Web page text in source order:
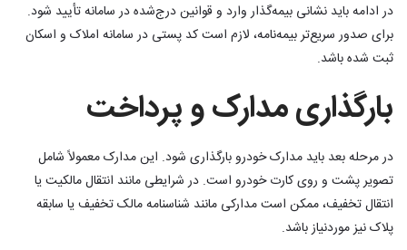
در ادامه باید نشانی بیمه‌گذار وارد و قوانین درج‌شده در سامانه تأیید شود.
برای صدور سریع‌تر بیمه‌نامه، لازم است کد پستی در سامانه املاک و اسکان
ثبت شده باشد.
بارگذاری مدارک و پرداخت
در مرحله بعد باید مدارک خودرو بارگذاری شود. این مدارک معمولاً شامل
تصویر پشت و روی کارت خودرو است. در شرایطی مانند انتقال مالکیت یا
انتقال تخفیف، ممکن است مدارکی مانند شناسنامه مالک تخفیف یا سابقه
پلاک نیز موردنیاز باشد.